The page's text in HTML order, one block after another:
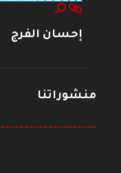
إحسان الفرج
منشوراتنا
--------------------